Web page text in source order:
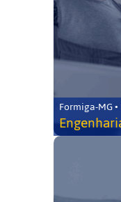
Formiga-MG